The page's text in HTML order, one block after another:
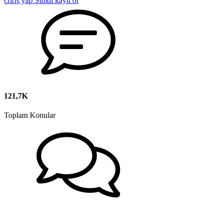
121,7K
Toplam Konular